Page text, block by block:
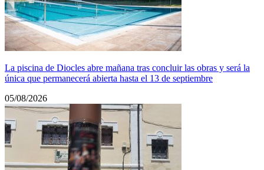
La piscina de Diocles abre mañana tras concluir las obras y será la
única que permanecerá abierta hasta el 13 de septiembre
05/08/2026